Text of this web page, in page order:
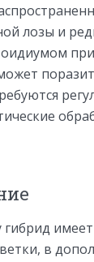
лозы и
гибрид
в